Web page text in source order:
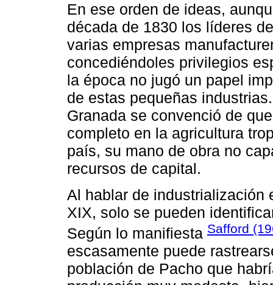
En ese orden de ideas,
década de 1830 los líderes
varias empresas
concediéndoles privilegios
la época no jugó un papel
de estas pequeñas
Granada se convenció de
completo en la agricultura
país, su mano de obra no
recursos de capital.
Al hablar de industrialización
XIX, solo se pueden
Según lo manifiesta Safford
escasamente puede
población de Pacho que